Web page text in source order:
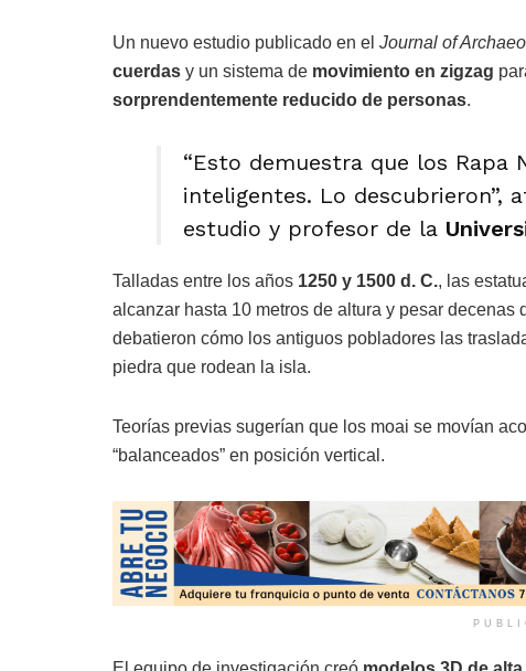
Un nuevo estudio publicado en el Journal of
cuerdas y un sistema de movimiento en zigzag
sorprendentemente reducido de personas.
“Esto demuestra que los Rapa
inteligentes. Lo descubrieron”,
estudio y profesor de la
Talladas entre los años 1250 y 1500 d. C., las
alcanzar hasta 10 metros de altura y pesar
debatieron cómo los antiguos pobladores las
piedra que rodean la isla.
Teorías previas sugerían que los moai se movían
“balanceados” en posición vertical.